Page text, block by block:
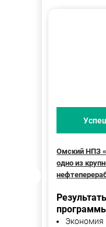
Омский НПЗ
одно из
Экономия